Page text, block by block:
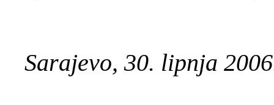
Sarajevo, 30. lipnja